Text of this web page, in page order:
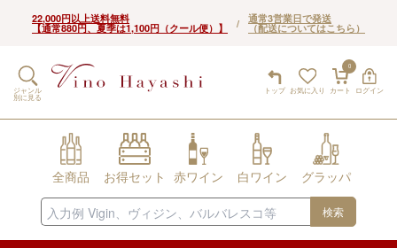
22,000円以上送料無料
【通常880円、夏季は1,100円（クール便）】 / 通常3営業日で発送
（配送についてはこちら）
トップ お気に入り
0
カート ログイン
ジャンル
別に見る
全商品 お得セット 赤ワイン 白ワイン グラッパ
検索